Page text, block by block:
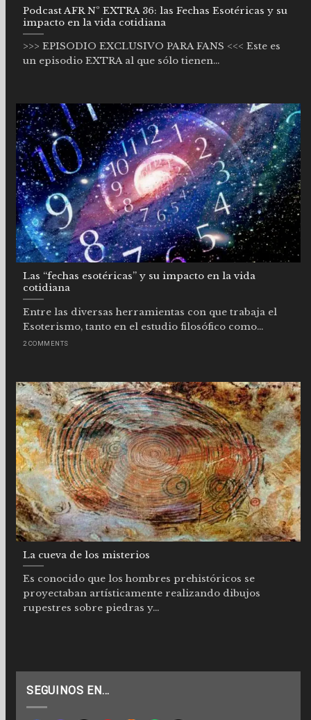
Podcast AFR Nº EXTRA 36: las Fechas Esotéricas y su
impacto en la vida cotidiana
>>> EPISODIO EXCLUSIVO PARA FANS <<< Este es
un episodio EXTRA al que sólo tienen...
Las “fechas esotéricas” y su impacto en la vida
cotidiana
Entre las diversas herramientas con que trabaja el
Esoterismo, tanto en el estudio filosófico como...
2 COMMENTS
La cueva de los misterios
Es conocido que los hombres prehistóricos se
proyectaban artísticamente realizando dibujos
rupestres sobre piedras y...
SEGUINOS EN…